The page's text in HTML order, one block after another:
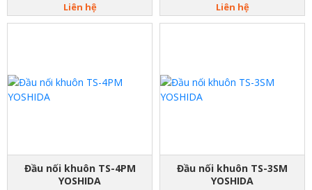
Liên hệ Liên hệ
Đầu nối khuôn TS-4PM
YOSHIDA
Đầu nối khuôn TS-3SM
YOSHIDA